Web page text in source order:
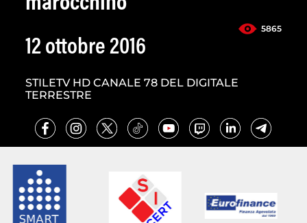
5865
12 ottobre 2016
STILETV HD CANALE 78 DEL DIGITALE
TERRESTRE